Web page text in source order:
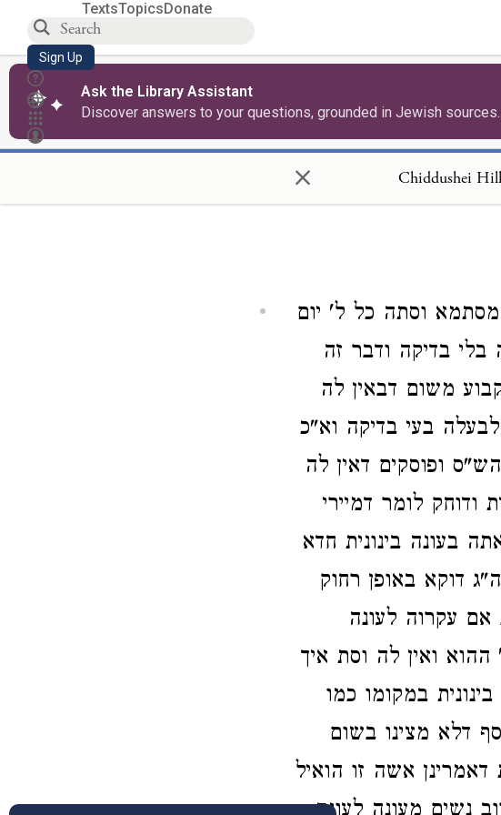
TextsTopicsDonate
Sign Up
Ask the Library Assistant
Discover answers to your questions, grounded in Jewish sources.
× Chiddushei
וסתה כל ל' יום
בדיקה ודבר זה
משום דבאין לה
בעי בדיקה וא"כ
ופוסקים דאין לה
ודוחק לומר דמיירי
בעונה בינונית חדא
דוקא באופן רחוק
עקרוה לעונה
ההוא ואין לה וסת איך
במקומו כמו
דלא מצינו בשום
אשה זו הואיל